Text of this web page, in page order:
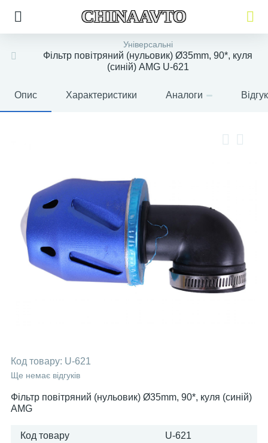
CHINAAVTO
Універсальні
Фільтр повітряний (нульовик) Ø35mm, 90*, куля
(синій) AMG U-621
Опис Характеристики Аналоги
Код товару: U-621
Ще немає відгуків
Фільтр повітряний (нульовик) Ø35mm, 90*, куля (синій)
AMG
Код товару U-621